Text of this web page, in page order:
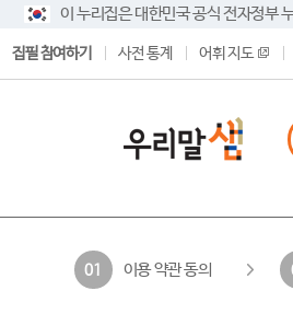
이 누리집은 대한민국 공식 전자정부
집필 참여하기 사전 통계 어휘 지도
01 이용 약관 동의